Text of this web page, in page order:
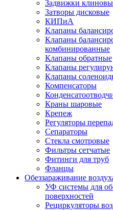
Задвижки
Затворы дисковые
КИПиА
Клапаны
Клапаны
комбинированные
Клапаны обратные
Клапаны
Клапаны
Компенсаторы
Краны шаровые
Крепеж
Регуляторы
Сепараторы
Стекла смотровые
Фильтры сетчатые
Фитинги для труб
Фланцы
Обеззараживание
УФ системы для
поверхностей
Рециркуляторы